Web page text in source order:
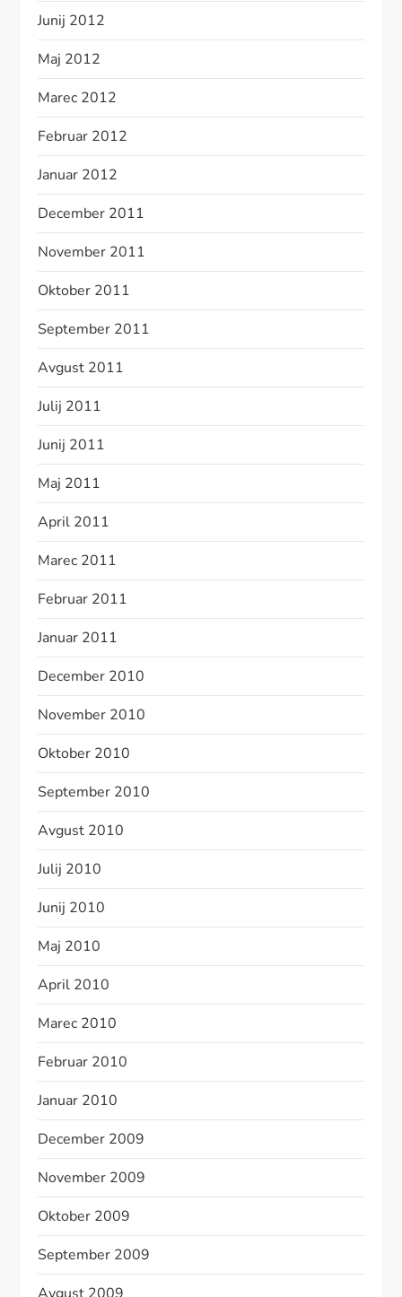
Junij 2012
Maj 2012
Marec 2012
Februar 2012
Januar 2012
December 2011
November 2011
Oktober 2011
September 2011
Avgust 2011
Julij 2011
Junij 2011
Maj 2011
April 2011
Marec 2011
Februar 2011
Januar 2011
December 2010
November 2010
Oktober 2010
September 2010
Avgust 2010
Julij 2010
Junij 2010
Maj 2010
April 2010
Marec 2010
Februar 2010
Januar 2010
December 2009
November 2009
Oktober 2009
September 2009